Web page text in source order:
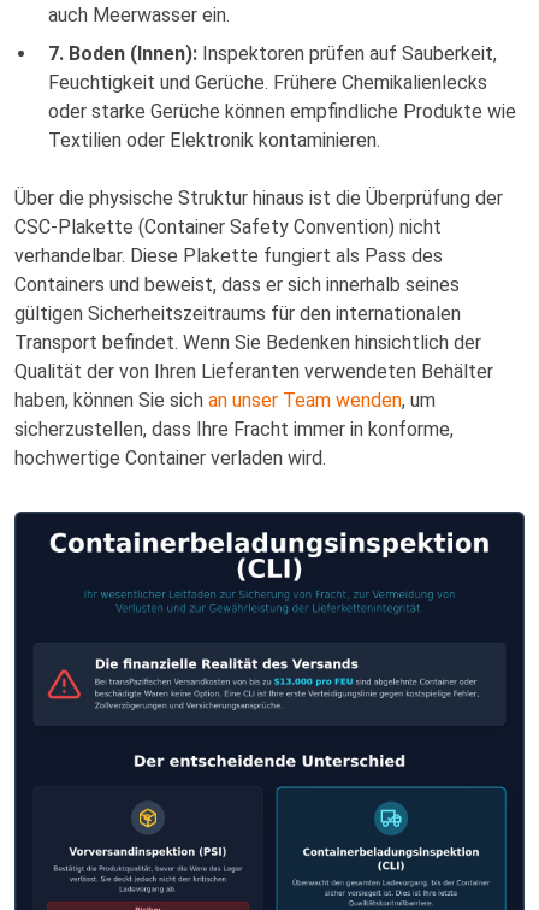
auch Meerwasser ein.
7. Boden (Innen): Inspektoren prüfen auf Sauberkeit,
Feuchtigkeit und Gerüche. Frühere Chemikalienlecks
oder starke Gerüche können empfindliche Produkte wie
Textilien oder Elektronik kontaminieren.
Über die physische Struktur hinaus ist die Überprüfung der
CSC-Plakette (Container Safety Convention) nicht
verhandelbar. Diese Plakette fungiert als Pass des
Containers und beweist, dass er sich innerhalb seines
gültigen Sicherheitszeitraums für den internationalen
Transport befindet. Wenn Sie Bedenken hinsichtlich der
Qualität der von Ihren Lieferanten verwendeten Behälter
haben, können Sie sich an unser Team wenden, um
sicherzustellen, dass Ihre Fracht immer in konforme,
hochwertige Container verladen wird.